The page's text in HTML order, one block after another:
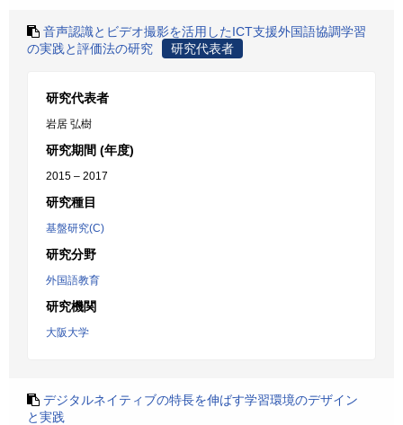
音声認識とビデオ撮影を活用したICT支援外国語協調学習
の実践と評価法の研究
研究代表者
研究代表者
岩居 弘樹
研究期間 (年度)
2015 – 2017
研究種目
基盤研究(C)
研究分野
外国語教育
研究機関
大阪大学
デジタルネイティブの特長を伸ばす学習環境のデザイン
と実践